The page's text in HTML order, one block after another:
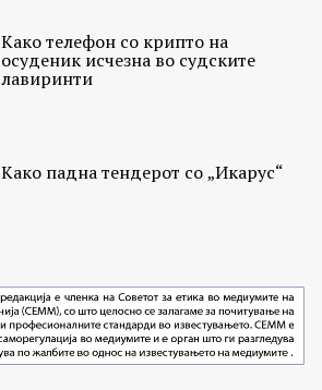
Како телефон со крипто на
осуденик исчезна во судските
лавиринти
Како падна тендерот со „Икарус“